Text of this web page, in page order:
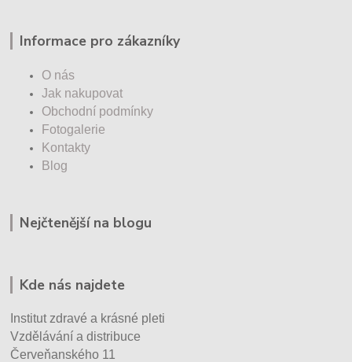
Informace pro zákazníky
O nás
Jak nakupovat
Obchodní podmínky
Fotogalerie
Kontakty
Blog
Nejčtenější na blogu
Kde nás najdete
Institut zdravé a krásné pleti
Vzdělávání a distribuce
Červeňanského 11